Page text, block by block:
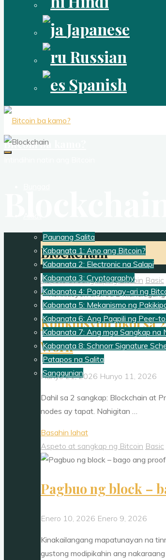
Japanese
Russian
Spanish
Bitcoin ba kamo?
Paunang Salita
Kabanata 1: Ano ang Bitcoin?
Kabanata 2: Electronic na Salapi
Kabanata 3: Cryptography
Kabanata 4: Pagmamay-ari ng
Kabanata 5: Mekanismo ng
Kabanata 6: Ang Pagpili ng Peer-
Kabanata 7: Ang mga Sangkap
Kabanata 8: Schnorr Signature
Patapos na Salita
Sanggunian
Blockchain
Aspeto at sangkap ng Bitcoin Basic
Konklusyon ukol sa
Work
Hunyo 21, 2026 Hunyo 11, 2026
Dahil sa 2 sangkap: Blockchain at
nodes ay tapat. Nahigitan …
Basahin lahat"Konklusyon
ukol
sa
mahalagang
sangkap:
Proof
of
Aspeto at sangkap ng Bitcoin Basic
Pagbuo ng block –
Enero 10, 2026 Enero 9, 2026
Kinakailangang mapatunayan na
gustong modipikahin ang